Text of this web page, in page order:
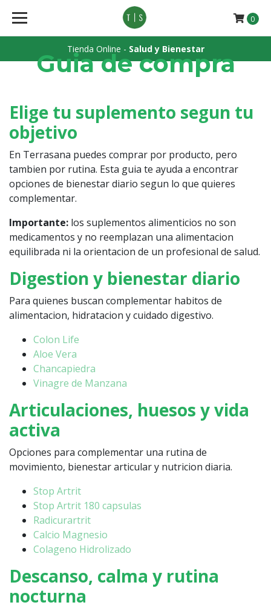
Tienda Online - Salud y Bienestar
0
Guia de compra
Elige tu suplemento segun tu
objetivo
En Terrasana puedes comprar por producto, pero
tambien por rutina. Esta guia te ayuda a encontrar
opciones de bienestar diario segun lo que quieres
complementar.
Importante: los suplementos alimenticios no son
medicamentos y no reemplazan una alimentacion
equilibrada ni la orientacion de un profesional de salud.
Digestion y bienestar diario
Para quienes buscan complementar habitos de
alimentacion, hidratacion y cuidado digestivo.
Colon Life
Aloe Vera
Chancapiedra
Vinagre de Manzana
Articulaciones, huesos y vida
activa
Opciones para complementar una rutina de
movimiento, bienestar articular y nutricion diaria.
Stop Artrit
Stop Artrit 180 capsulas
Radicurartrit
Calcio Magnesio
Colageno Hidrolizado
Descanso, calma y rutina
nocturna